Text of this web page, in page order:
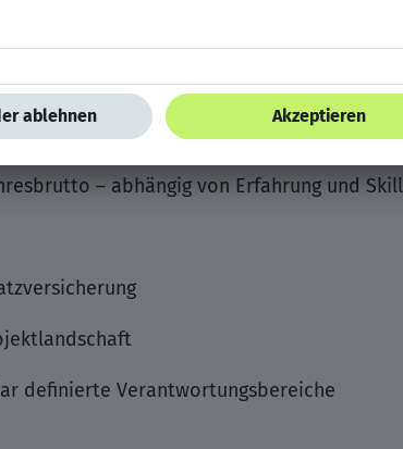
– abhängig von Erfahrung und
definierte Verantwortungsbereiche